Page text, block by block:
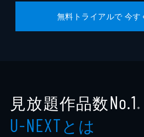
無料トライアルで 今す
見放題作品数No.1 ※
U-NEXTとは